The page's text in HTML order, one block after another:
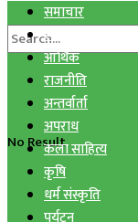
No Result
समाचार
स्वास्थ्य
आर्थिक
राजनीति
अन्तर्वार्ता
अपराध
कला साहित्य
कृषि
धर्म संस्कृति